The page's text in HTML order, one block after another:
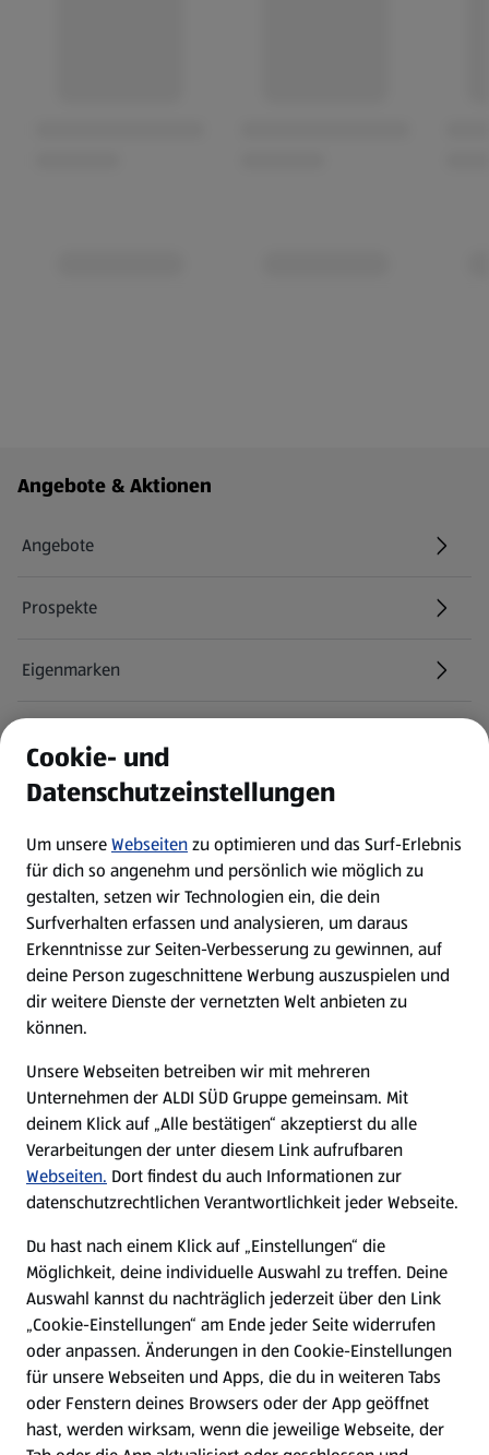
Fußzeilenmenü - weitere Links
Angebote & Aktionen
Angebote
Prospekte
Eigenmarken
Newsletter
WhatsApp
Über ALDI SÜD
Filialen
Nachhaltigkeit
Karriere
Presse
Hilfe & Kontakt
(öffnet in einem neuen Tab)
Unternehmen
Folge uns hier:
Cookie- und
Datenschutzeinstellungen
Um unsereWebseitenzu optimieren und das Surf-Erlebnis
für dich so angenehm und persönlich wie möglich zu
gestalten, setzen wir Technologien ein, die dein
Surfverhalten erfassen und analysieren, um daraus
Erkenntnisse zur Seiten-Verbesserung zu gewinnen, auf
deine Person zugeschnittene Werbung auszuspielen und
dir weitere Dienste der vernetzten Welt anbieten zu
können.
Unsere Webseiten betreiben wir mit mehreren
Unternehmen der ALDI SÜD Gruppe gemeinsam. Mit
deinem Klick auf „Alle bestätigen“ akzeptierst du alle
Verarbeitungen der unter diesem Link aufrufbaren
Webseiten. Dort findest du auch Informationen zur
datenschutzrechtlichen Verantwortlichkeit jeder Webseite.
Du hast nach einem Klick auf „Einstellungen“ die
Möglichkeit, deine individuelle Auswahl zu treffen. Deine
Auswahl kannst du nachträglich jederzeit über den Link
„Cookie-Einstellungen“ am Ende jeder Seite widerrufen
oder anpassen. Änderungen in den Cookie-Einstellungen
für unsere Webseiten und Apps, die du in weiteren Tabs
oder Fenstern deines Browsers oder der App geöffnet
hast, werden wirksam, wenn die jeweilige Webseite, der